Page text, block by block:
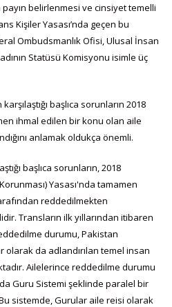
belirlenmesi ve cinsiyet temelli
Kişiler Yasası’nda geçen bu
Ombudsmanlık Ofisi, Ulusal İnsan
Statüsü Komisyonu isimle üç
başlıca sorunların 2018
ihmal edilen bir konu olan aile
anlamak oldukça önemli.
başlıca sorunların, 2018
Yasası'nda tamamen
reddedilmekten
Transların ilk yıllarından itibaren
durumu, Pakistan
olarak da adlandırılan temel insan
Ailelerince reddedilme durumu
Guru Sistemi şeklinde paralel bir
sistemde, Gurular aile reisi olarak